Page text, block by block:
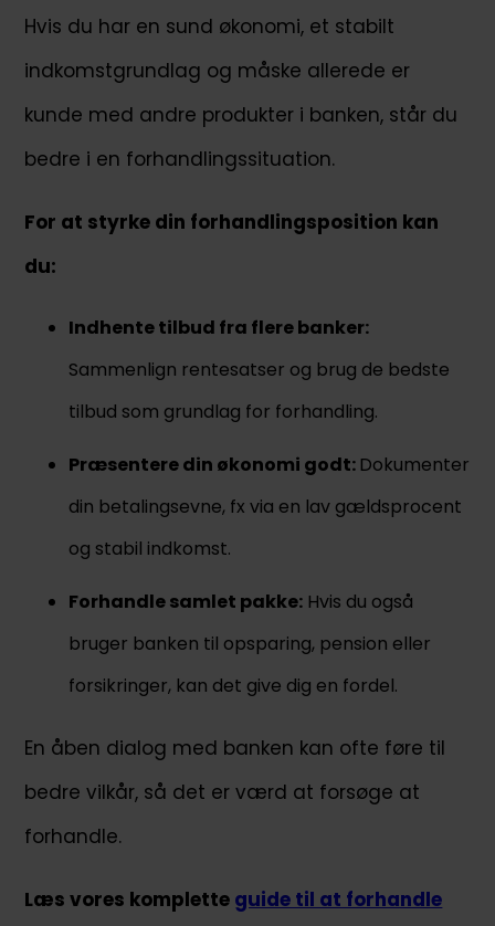
Hvis du har en sund økonomi, et stabilt
indkomstgrundlag og måske allerede er
kunde med andre produkter i banken, står du
bedre i en forhandlingssituation.
For at styrke din forhandlingsposition kan
du:
Indhente tilbud fra flere banker:
Sammenlign rentesatser og brug de bedste
tilbud som grundlag for forhandling.
Præsentere din økonomi godt: Dokumenter
din betalingsevne, fx via en lav gældsprocent
og stabil indkomst.
Forhandle samlet pakke: Hvis du også
bruger banken til opsparing, pension eller
forsikringer, kan det give dig en fordel.
En åben dialog med banken kan ofte føre til
bedre vilkår, så det er værd at forsøge at
forhandle.
Læs vores komplette guide til at forhandle